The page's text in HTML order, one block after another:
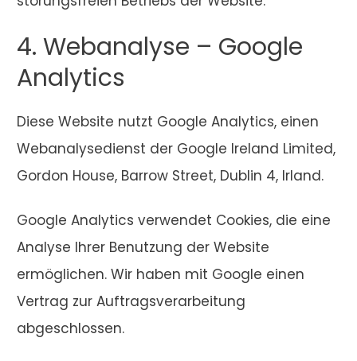
4. Webanalyse – Google
Analytics
Diese Website nutzt Google Analytics, einen
Webanalysedienst der Google Ireland Limited,
Gordon House, Barrow Street, Dublin 4, Irland.
Google Analytics verwendet Cookies, die eine
Analyse Ihrer Benutzung der Website
ermöglichen. Wir haben mit Google einen
Vertrag zur Auftragsverarbeitung
abgeschlossen.